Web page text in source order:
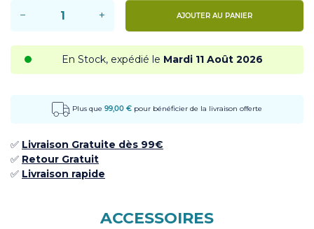
− + AJOUTER AU PANIER
En Stock, expédié le Mardi 11 Août 2026
Plus que 99,00 € pour bénéficier de la livraison offerte
✅ Livraison Gratuite dès 99€
✅ ​ Retour Gratuit
✅​ Livraison rapide
ACCESSOIRES